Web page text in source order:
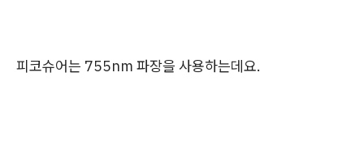
피코슈어는 755nm 파장을 사용하는데요.